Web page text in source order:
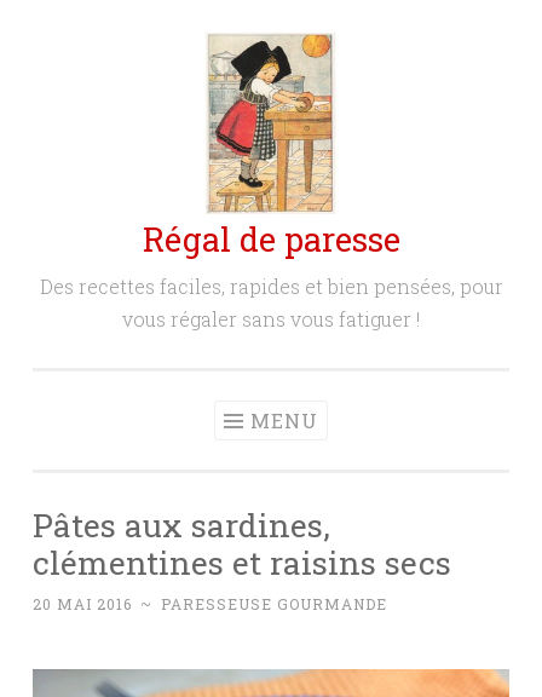
Régal de paresse
Des recettes faciles, rapides et bien pensées, pour
vous régaler sans vous fatiguer !
MENU
Pâtes aux sardines,
clémentines et raisins secs
20 MAI 2016 ~ PARESSEUSE GOURMANDE